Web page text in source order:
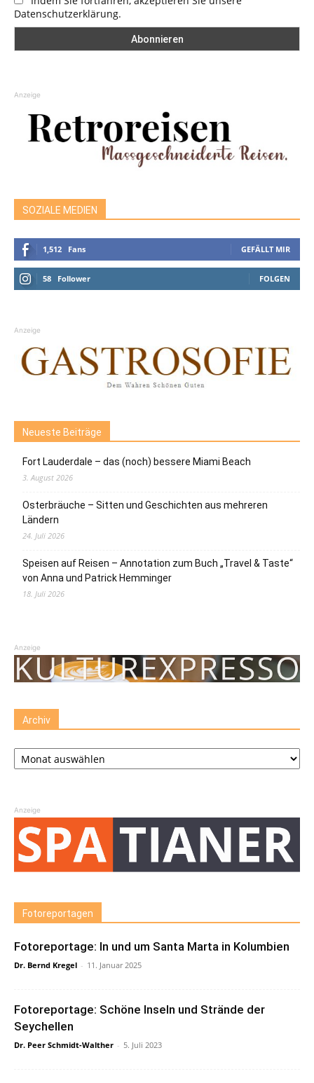
Datenschutzerklärung.
Anzeige
SOZIALE MEDIEN
1,512 Fans GEFÄLLT MIR
58 Follower FOLGEN
Anzeige
Neueste Beiträge
Fort Lauderdale – das (noch) bessere Miami Beach
3. August 2026
Osterbräuche – Sitten und Geschichten aus mehreren
Ländern
24. Juli 2026
Speisen auf Reisen – Annotation zum Buch „Travel & Taste“
von Anna und Patrick Hemminger
18. Juli 2026
Anzeige
Archiv
Archiv
Anzeige
Fotoreportagen
Fotoreportage: In und um Santa Marta in Kolumbien
Dr. Bernd Kregel - 11. Januar 2025
Fotoreportage: Schöne Inseln und Strände der
Seychellen
Dr. Peer Schmidt-Walther - 5. Juli 2023